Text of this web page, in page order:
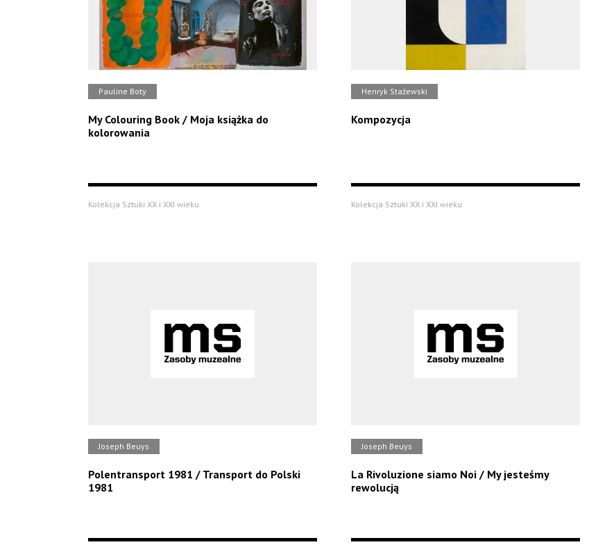
Pauline Boty
My Colouring Book / Moja książka do
kolorowania
Kolekcja Sztuki XX i XXI wieku
Henryk Stażewski
Kompozycja
Kolekcja Sztuki XX i XXI wieku
Joseph Beuys
Polentransport 1981 / Transport do Polski
1981
Joseph Beuys
La Rivoluzione siamo Noi / My jesteśmy
rewolucją